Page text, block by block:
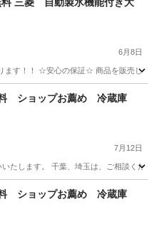
6月8日
す！！ ☆安心の保証☆ 商品を販売して
料 ショップお薦め 冷蔵庫
7月12日
たします。 千葉、埼玉は、ご相談く
料 ショップお薦め 冷蔵庫